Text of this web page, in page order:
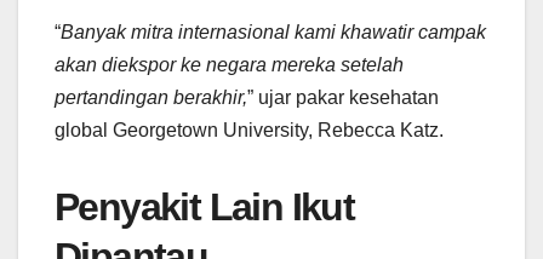
“Banyak mitra internasional kami khawatir campak
akan diekspor ke negara mereka setelah
pertandingan berakhir,” ujar pakar kesehatan
global Georgetown University, Rebecca Katz.
Penyakit Lain Ikut